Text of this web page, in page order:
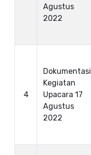
Agustus
2022
4
Dokumentasi
Kegiatan
Upacara 17
Agustus
2022